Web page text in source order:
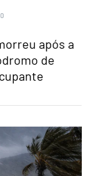
após a
de